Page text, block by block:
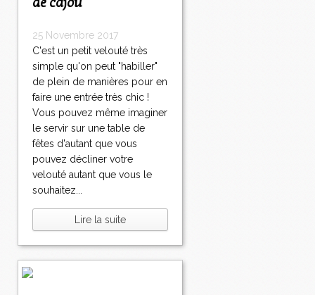
25 Novembre 2017
C'est un petit velouté très
simple qu'on peut "habiller"
de plein de manières pour en
faire une entrée très chic !
Vous pouvez même imaginer
le servir sur une table de
fêtes d'autant que vous
pouvez décliner votre
velouté autant que vous le
souhaitez...
Lire la suite